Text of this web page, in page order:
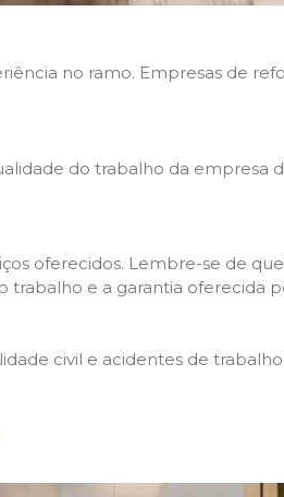
no ramo. Empresas de
do trabalho da empresa
oferecidos. Lembre-se de
trabalho e a garantia oferecida
civil e acidentes de